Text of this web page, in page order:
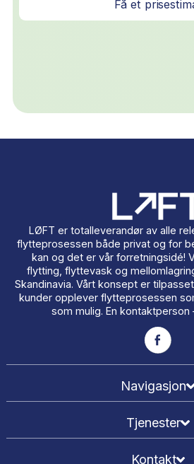
LØFT er totalleverandør av
kan og det er vår